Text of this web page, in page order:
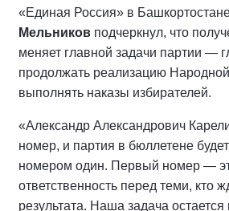
«Единая Россия» в
Мельников подчеркнул, что
меняет главной задачи партии —
продолжать реализацию
выполнять наказы избирателей.
«Александр Александрович
номер, и партия в бюллетене
номером один. Первый номер —
ответственность перед теми, кто
результата. Наша задача